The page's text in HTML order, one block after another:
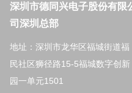
深圳市德同兴电子股份有限
司深圳总部
地址：深圳市龙华区福城街道福
民社区狮径路15-5福城数字创新
园一单元1501